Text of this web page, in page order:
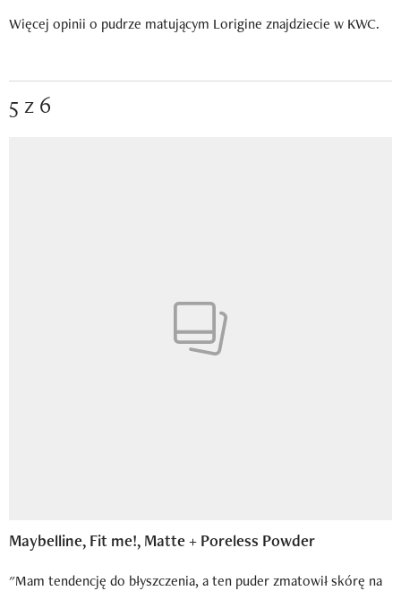
Więcej opinii o pudrze matującym Lorigine znajdziecie w KWC.
5 z 6
Maybelline, Fit me!, Matte + Poreless Powder
"Mam tendencję do błyszczenia, a ten puder zmatowił skórę na